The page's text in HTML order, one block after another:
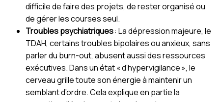
difficile de faire des projets, de rester organisé ou
de gérer les courses seul.
Troubles psychiatriques: La dépression majeure, le
TDAH, certains troubles bipolaires ou anxieux, sans
parler du burn-out, abusent aussi des ressources
exécutives. Dans un état « d’hypervigilance », le
cerveau grille toute son énergie à maintenir un
semblant d’ordre. Cela explique en partie la